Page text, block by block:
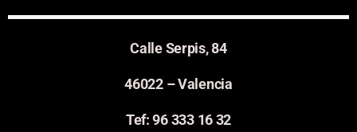
Calle Serpis, 84
46022 – Valencia
Tef: 96 333 16 32